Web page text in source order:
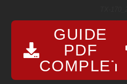
GUIDE
PDF
COMPLET